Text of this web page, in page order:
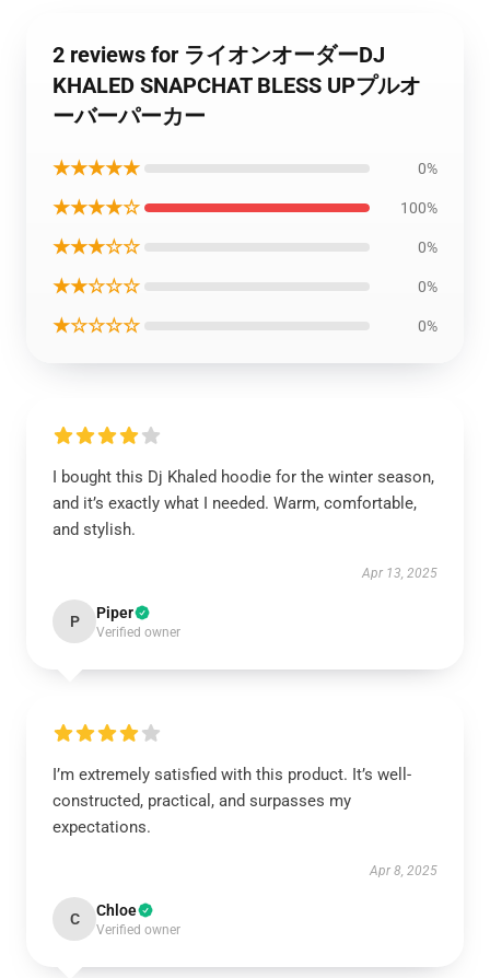
2 reviews for ライオンオーダーDJ
KHALED SNAPCHAT BLESS UPプルオ
ーバーパーカー
★★★★★ 0%
★★★★☆ 100%
★★★☆☆ 0%
★★☆☆☆ 0%
★☆☆☆☆ 0%
I bought this Dj Khaled hoodie for the winter season,
and it’s exactly what I needed. Warm, comfortable,
and stylish.
Apr 13, 2025
P Piper
Verified owner
I’m extremely satisfied with this product. It’s well-
constructed, practical, and surpasses my
expectations.
Apr 8, 2025
C Chloe
Verified owner